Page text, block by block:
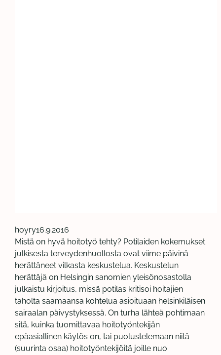
hoyry16.9.2016
Mistä on hyvä hoitotyö tehty? Potilaiden kokemukset
julkisesta terveydenhuollosta ovat viime päivinä
herättäneet vilkasta keskustelua. Keskustelun
herättäjä on Helsingin sanomien yleisönosastolla
julkaistu kirjoitus, missä potilas kritisoi hoitajien
taholta saamaansa kohtelua asioituaan helsinkiläisen
sairaalan päivystyksessä. On turha lähteä pohtimaan
sitä, kuinka tuomittavaa hoitotyöntekijän
epäasiallinen käytös on, tai puolustelemaan niitä
(suurinta osaa) hoitotyöntekijöitä joille nuo